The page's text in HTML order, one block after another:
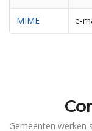
MIME e-
Gemeenten werken